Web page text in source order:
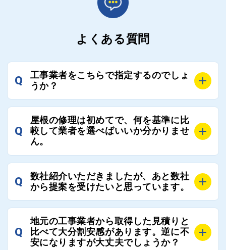
よくある質問
Q
工事業者をこちらで指定するのでしょ
うか？
お客様のご要望をお聞きし、条件に合った工事業者を
最大3社まで選定し、ご紹介いたします。
そのため、お客様に比較する業者を選定いただく必要
Q
屋根の修理は初めてで、何を基準に比
較して業者を選べばいいか分かりませ
ん。
選定基準はお客様によって異なりますが、価格はもち
ろんのこと、実績面や保証面、担当者の人柄や社歴、
近さやアフターフォローの充実度などを各社で比較
し、総合的に判断ください。
また、選定に迷った際などは屋根コネクト事務局へご
連絡いただければ、お客様の屋根修理を全面的にフォ
ローさせていただきます。お気軽にご相談ください。
Q
数社紹介いただきましたが、あと数社
から提案を受けたいと思っています。
全国300社以上の登録業者がございますので、プラス
でご紹介の要望をいただければ、即時屋根コネクトに
て対応させていただきます。お気軽にお申し付けくだ
Q
地元の工事業者から取得した見積りと
比べて大分割安感があります。逆に不
安になりますが大丈夫でしょうか？